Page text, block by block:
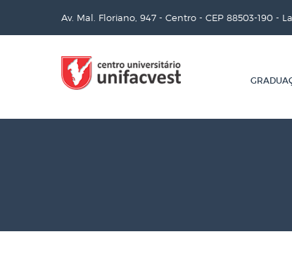
Av. Mal. Floriano, 947 - Centro - CEP 88503-190 -